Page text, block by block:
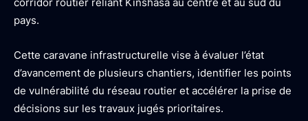
pays.
Cette caravane infrastructurelle vise à évaluer l’état
d’avancement de plusieurs chantiers, identifier les points
de vulnérabilité du réseau routier et accélérer la prise de
décisions sur les travaux jugés prioritaires.